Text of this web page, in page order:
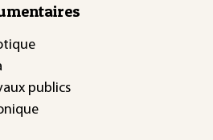
publics